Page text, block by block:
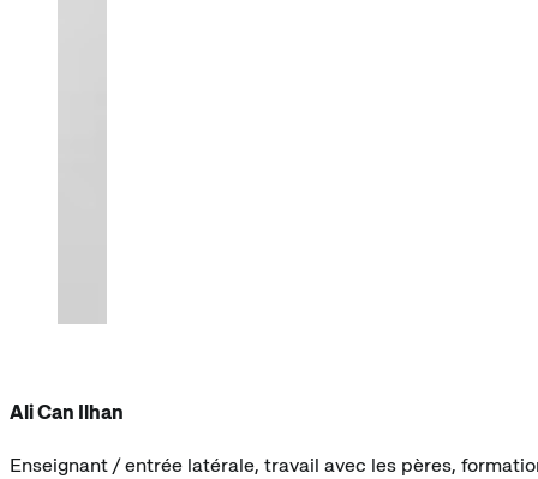
Ali Can Ilhan
Enseignant / entrée latérale, travail avec les pères,